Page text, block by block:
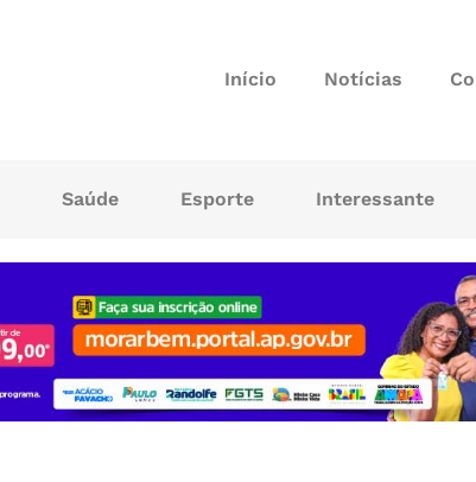
Início Notícias
Saúde Esporte Interessante